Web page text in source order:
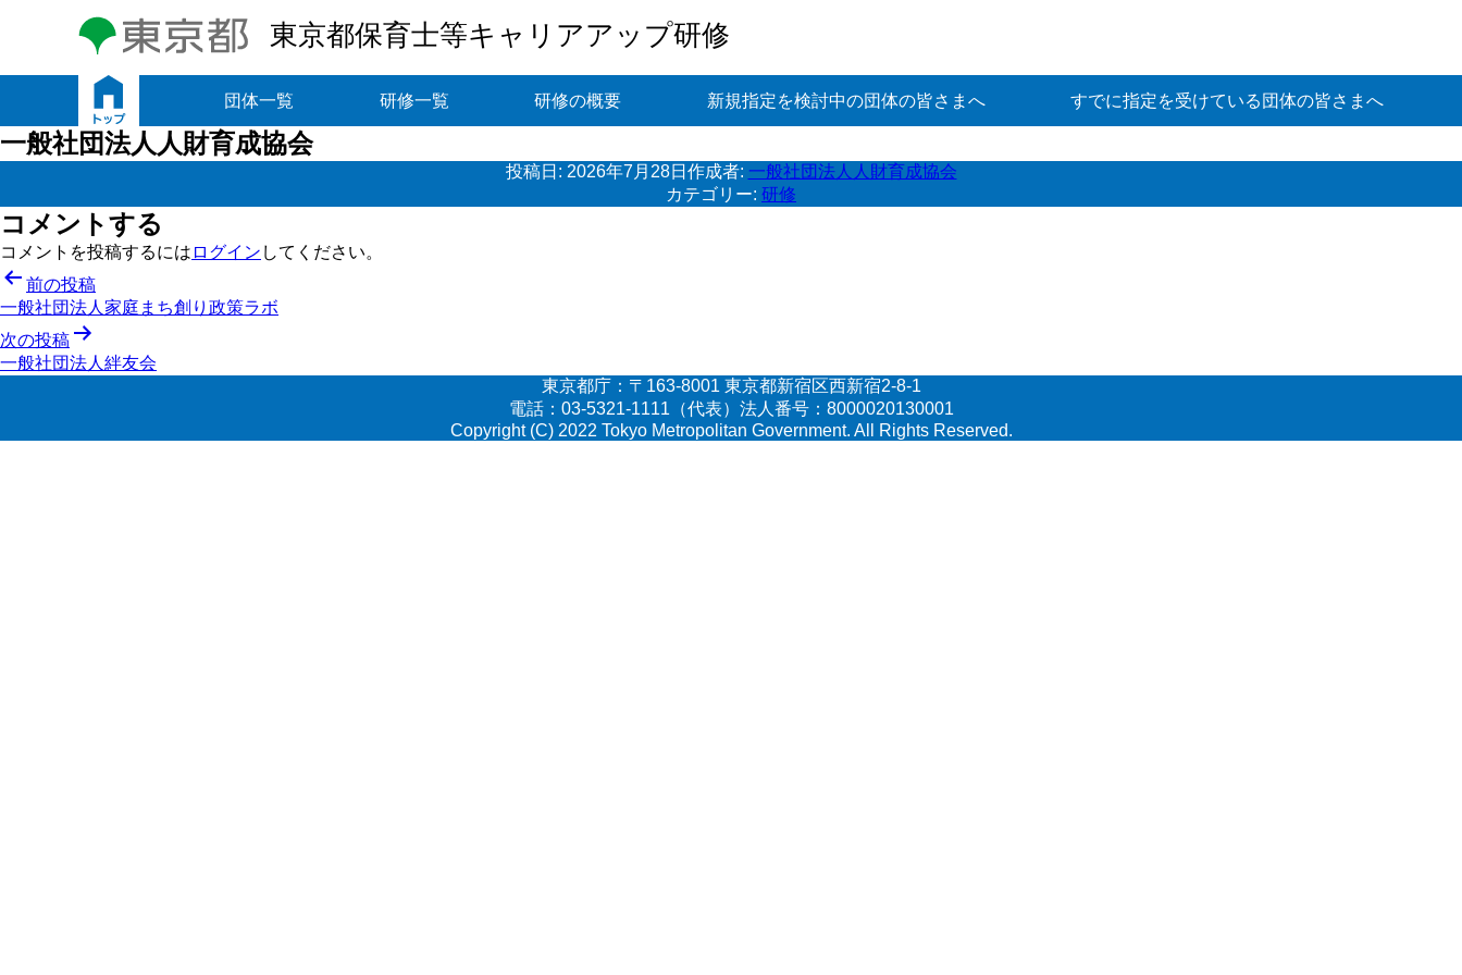
東京都保育士等キャリアアップ研修
団体一覧 研修一覧 研修の概要 新規指定を検討中の団体の皆さまへ すでに指定を受けている団体の皆さまへ
一般社団法人人財育成協会
投稿日: 2026年7月28日 作成者: 一般社団法人人財育成協会
カテゴリー: 研修
コメントする
コメントを投稿するには ログイン してください。
投
稿
ナ
ビ
前の投稿
一般社団法人家庭まち創り政策ラボ
次の投稿
一般社団法人絆友会
東京都庁：〒163-8001 東京都新宿区西新宿2-8-1
電話：03-5321-1111（代表）法人番号：8000020130001
Copyright (C) 2022 Tokyo Metropolitan Government. All Rights Reserved.